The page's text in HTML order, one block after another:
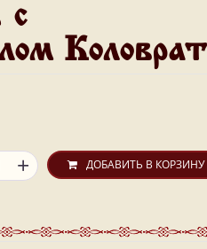
с
Коловрат
+ ДОБАВИТЬ В КОРЗИНУ